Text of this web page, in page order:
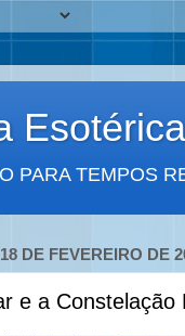
Esotérica
PARA TEMPOS
DE FEVEREIRO DE
e a Constelação